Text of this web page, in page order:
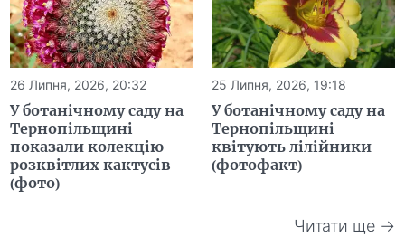
26 Липня, 2026, 20:32
У ботанічному саду на
Тернопільщині
показали колекцію
розквітлих кактусів
(фото)
25 Липня, 2026, 19:18
У ботанічному саду на
Тернопільщині
квітують лілійники
(фотофакт)
Читати ще →